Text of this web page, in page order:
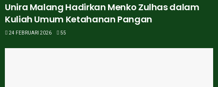
Unira Malang Hadirkan Menko Zulhas dalam
Kuliah Umum Ketahanan Pangan
24 FEBRUARI 2026 55